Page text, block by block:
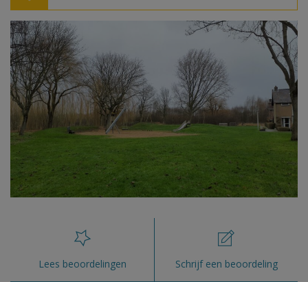
Lees beoordelingen Schrijf een beoordeling